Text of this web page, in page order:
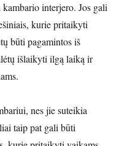
interjero. Jos gali
kurie pritaikyti
būti pagamintos iš
išlaikyti ilgą laiką ir
nes jie suteikia
taip pat gali būti